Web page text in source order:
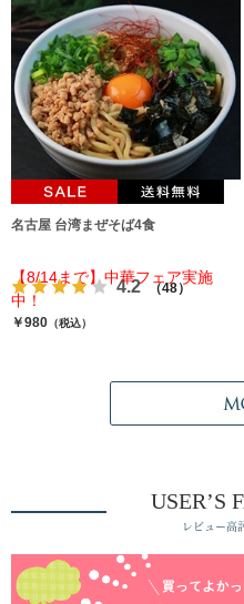
名古屋 台湾まぜそば4食
4.2 （48）
【8/14まで】中華フェア実施
中！
￥980 （税込）
USER’S
レビュー高